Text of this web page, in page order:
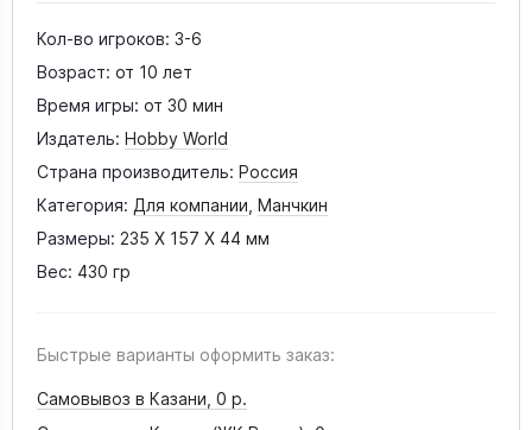
Кол-во игроков: 3-6
Возраст: от 10 лет
Время игры: от 30 мин
Издатель: Hobby World
Страна производитель: Россия
Категория: Для компании Манчкин
Размеры: 235 X 157 X 44 мм
Вес: 430 гр
Быстрые варианты оформить заказ:
Самовывоз в Казани, 0 р.